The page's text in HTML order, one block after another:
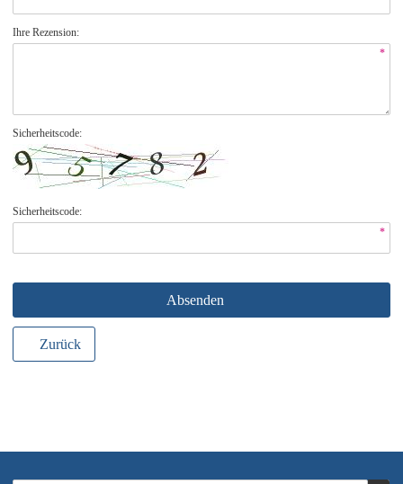
Ihre Rezension:
*
Sicherheitscode:
Sicherheitscode:
*
Absenden
Zurück